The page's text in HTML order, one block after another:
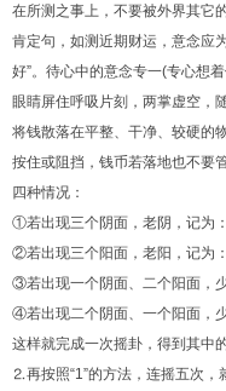
在所测之事上，不要被外界其它
肯定句，如测近期财运，意念应
好”。待心中的意念专一(专心想
眼睛屏住呼吸片刻，两掌虚空，
将钱散落在平整、干净、较硬的
按住或阻挡，钱币若落地也不要
四种情况：
①若出现三个阴面，老阴，记
②若出现三个阳面，老阳，记
③若出现一个阴面、二个阳面
④若出现二个阴面、一个阳面
这样就完成一次摇卦，得到其中
⒉再按照“1”的方法，连摇五次